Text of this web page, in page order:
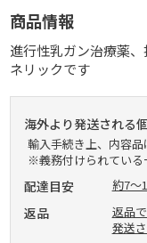
商品情報
進行性乳ガン治療薬
ネリックです
海外より発送される
輸入手続き上、内容品
※義務付けられている
配達目安 約7～
返品
返品
発送